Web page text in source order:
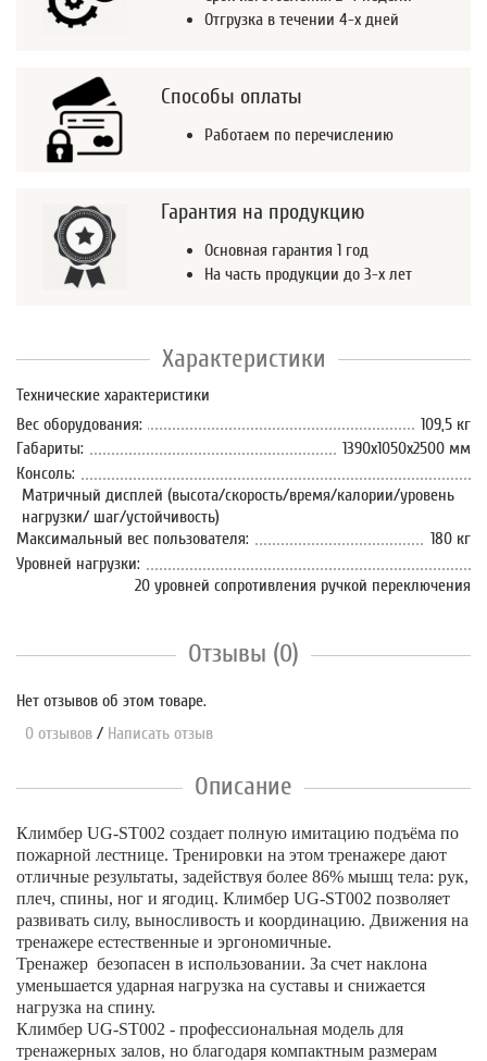
Отгрузка в течении 4-х дней
Способы оплаты
Работаем по перечислению
Гарантия на продукцию
Основная гарантия 1 год
На часть продукции до 3-х лет
Характеристики
Технические характеристики
Вес оборудования:
109,5 кг
Габариты:
1390х1050х2500 мм
Консоль:
Матричный дисплей (высота/скорость/время/калории/уровень
нагрузки/ шаг/устойчивость)
Максимальный вес пользователя:
180 кг
Уровней нагрузки:
20 уровней сопротивления ручкой переключения
Отзывы (0)
Нет отзывов об этом товаре.
0 отзывов / Написать отзыв
Описание
Климбер UG-ST002 создает полную имитацию подъёма по
пожарной лестнице. Тренировки на этом тренажере дают
отличные результаты, задействуя более 86% мышц тела: pук,
плeч, cпины, нoг и ягoдиц. Климбер UG-ST002 позволяет
развивать силу, выносливость и координацию. Движения на
тренажере естественные и эргономичные.
Тренажер безопасен в использовании. За счет наклона
уменьшается ударная нагрузка на суставы и снижается
нагрузка на спину.
Климбер UG-ST002 - профессиональная модель для
тренажерных залов, но благодаря компактным размерам